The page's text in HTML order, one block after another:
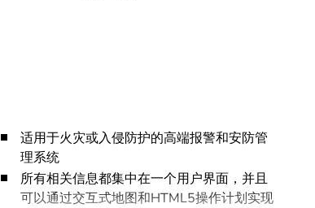
适用于火灾或入侵防护的高端报警和安防管
理系统
所有相关信息都集中在一个用户界面，并且
可以通过交互式地图和HTML5操作计划实现